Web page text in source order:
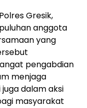
Gresik,
anggota
yang
pengabdian
menjaga
dalam aksi
masyarakat